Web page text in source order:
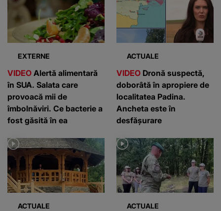
EXTERNE
VIDEO Alertă alimentară
în SUA. Salata care
provoacă mii de
îmbolnăviri. Ce bacterie a
fost găsită în ea
ACTUALE
VIDEO Dronă suspectă,
doborâtă în apropiere de
localitatea Padina.
Ancheta este în
desfășurare
ACTUALE ACTUALE